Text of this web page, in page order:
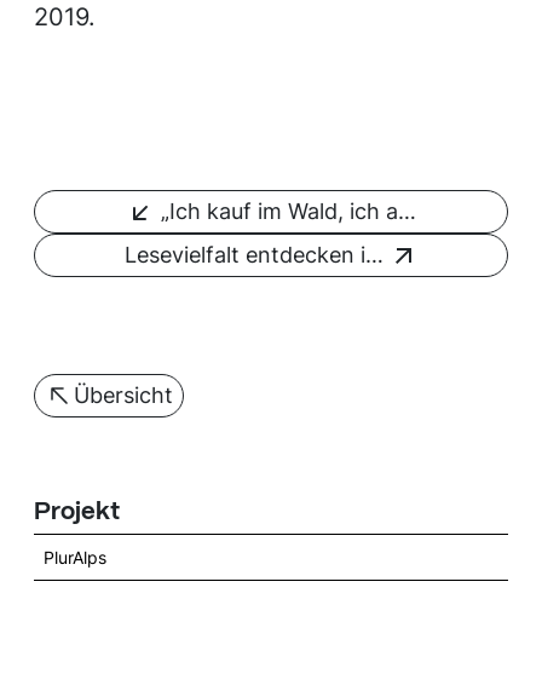
Projekt
PlurAlps
2019.
„Ich kauf im Wald, ich a…
Lesevielfalt entdecken i…
Übersicht